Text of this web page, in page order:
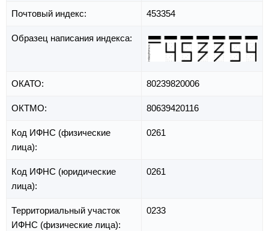
Почтовый индекс: 453354
Образец написания индекса:
ОКАТО: 80239820006
ОКТМО: 80639420116
Код ИФНС (физические
лица):
0261
Код ИФНС (юридические
лица):
0261
Территориальный участок
ИФНС (физические лица):
0233